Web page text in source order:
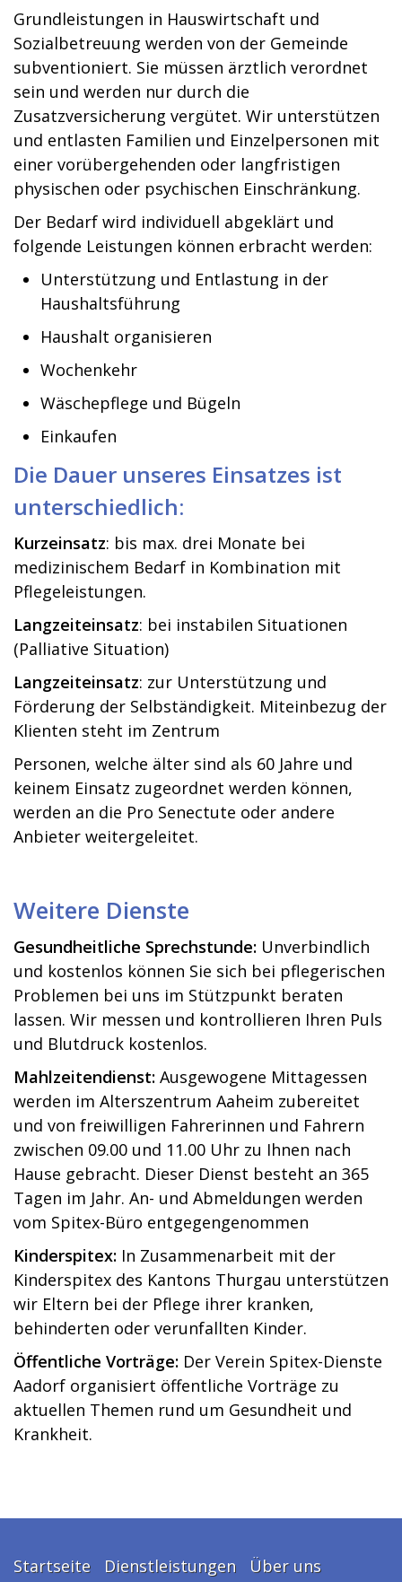
Grundleistungen in Hauswirtschaft und
Sozialbetreuung werden von der Gemeinde
subventioniert. Sie müssen ärztlich verordnet
sein und werden nur durch die
Zusatzversicherung vergütet. Wir unterstützen
und entlasten Familien und Einzelpersonen mit
einer vorübergehenden oder langfristigen
physischen oder psychischen Einschränkung.
Der Bedarf wird individuell abgeklärt und
folgende Leistungen können erbracht werden:
Unterstützung und Entlastung in der
Haushaltsführung
Haushalt organisieren
Wochenkehr
Wäschepflege und Bügeln
Einkaufen
Die Dauer unseres Einsatzes ist
unterschiedlich:
Kurzeinsatz: bis max. drei Monate bei
medizinischem Bedarf in Kombination mit
Pflegeleistungen.
Langzeiteinsatz: bei instabilen Situationen
(Palliative Situation)
Langzeiteinsatz: zur Unterstützung und
Förderung der Selbständigkeit. Miteinbezug der
Klienten steht im Zentrum
Personen, welche älter sind als 60 Jahre und
keinem Einsatz zugeordnet werden können,
werden an die Pro Senectute oder andere
Anbieter weitergeleitet.
Weitere Dienste
Gesundheitliche Sprechstunde: Unverbindlich
und kostenlos können Sie sich bei pflegerischen
Problemen bei uns im Stützpunkt beraten
lassen. Wir messen und kontrollieren Ihren Puls
und Blutdruck kostenlos.
Mahlzeitendienst: Ausgewogene Mittagessen
werden im Alterszentrum Aaheim zubereitet
und von freiwilligen Fahrerinnen und Fahrern
zwischen 09.00 und 11.00 Uhr zu Ihnen nach
Hause gebracht. Dieser Dienst besteht an 365
Tagen im Jahr. An- und Abmeldungen werden
vom Spitex-Büro entgegengenommen
Kinderspitex: In Zusammenarbeit mit der
Kinderspitex des Kantons Thurgau unterstützen
wir Eltern bei der Pflege ihrer kranken,
behinderten oder verunfallten Kinder.
Öffentliche Vorträge: Der Verein Spitex-Dienste
Aadorf organisiert öffentliche Vorträge zu
aktuellen Themen rund um Gesundheit und
Krankheit.
Startseite Dienstleistungen
Über uns